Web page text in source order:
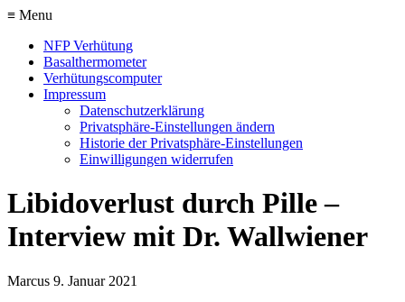
≡ Menu
NFP Verhütung
Basalthermometer
Verhütungscomputer
Impressum
Datenschutzerklärung
Privatsphäre-Einstellungen ändern
Historie der Privatsphäre-Einstellungen
Einwilligungen widerrufen
Libidoverlust durch Pille –
Interview mit Dr. Wallwiener
Marcus 9. Januar 2021